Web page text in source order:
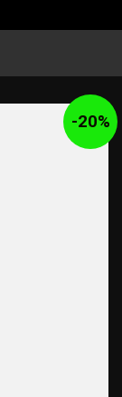
-20%